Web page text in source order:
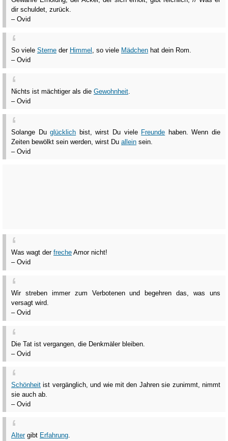
dir schuldet, zurück.
– Ovid
So viele Sterne der Himmel , so viele Mädchen hat dein Rom.
– Ovid
Nichts ist mächtiger als die Gewohnheit
– Ovid
Solange Duglücklich bist, wirst Du viele Freunde haben. Wenn die
Zeiten bewölkt sein werden, wirst Du allein sein.
– Ovid
Was wagt der freche Amor nicht!
– Ovid
Wir streben immer zum Verbotenen und begehren das, was uns
versagt wird.
– Ovid
Die Tat ist vergangen, die Denkmäler bleiben.
– Ovid
Schönheit ist vergänglich, und wie mit den Jahren sie zunimmt, nimmt
sie auch ab.
– Ovid
Altergibt Erfahrung.